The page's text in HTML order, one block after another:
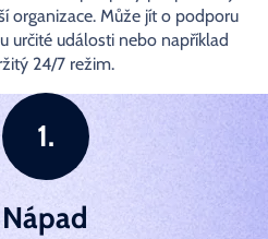
organizace. Může jít o podporu
určité události nebo například
24/7 režim.
Nápad